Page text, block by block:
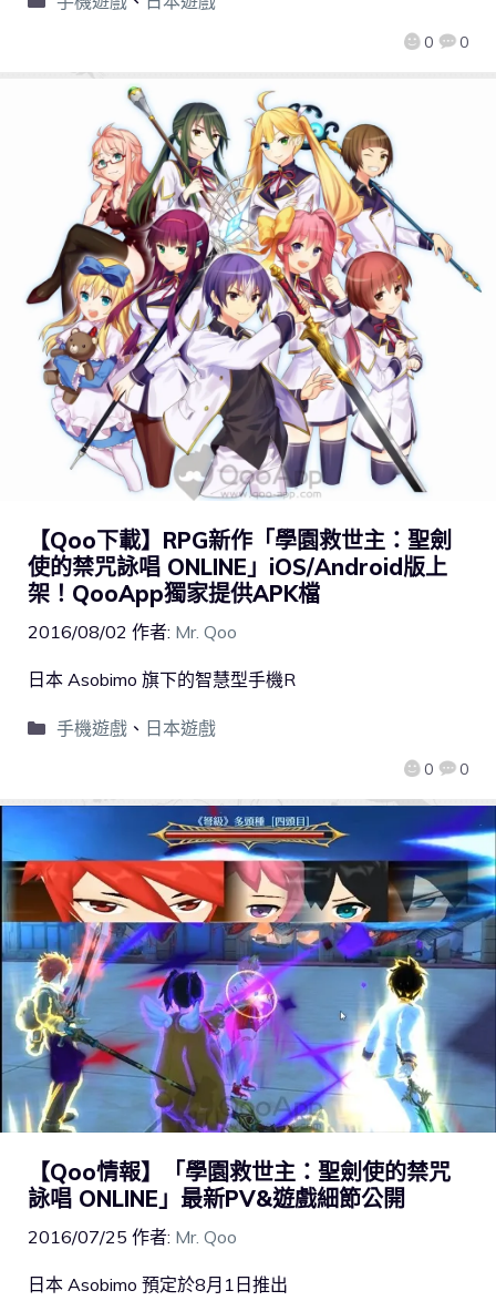
0 0
【Qoo下載】RPG新作「學園救世主：聖劍
使的禁咒詠唱 ONLINE」iOS/Android版上
架！QooApp獨家提供APK檔
2016/08/02 作者: Mr. Qoo
0 0
日本 Asobimo 旗下的智慧型手機R
手機遊戲、 日本遊戲
【Qoo情報】「學園救世主：聖劍使的禁咒
詠唱 ONLINE」最新PV&遊戲細節公開
2016/07/25 作者: Mr. Qoo
日本 Asobimo 預定於8月1日推出